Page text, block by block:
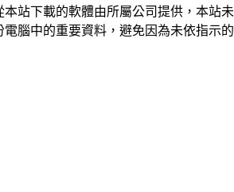
站下載的軟體由所屬公司提供，本站
腦中的重要資料，避免因為未依指示